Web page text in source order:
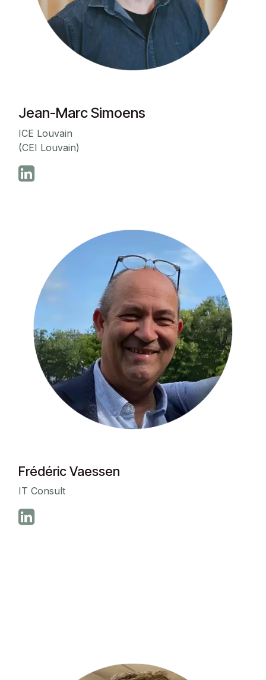
Jean-Marc Simoens
ICE Louvain
(CEI Louvain)
Frédéric Vaessen
IT Consult